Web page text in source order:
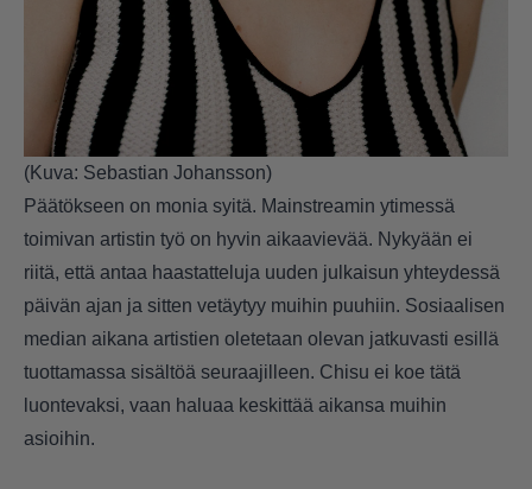
(Kuva: Sebastian Johansson)
Päätökseen on monia syitä. Mainstreamin ytimessä
toimivan artistin työ on hyvin aikaavievää. Nykyään ei
riitä, että antaa haastatteluja uuden julkaisun yhteydessä
päivän ajan ja sitten vetäytyy muihin puuhiin. Sosiaalisen
median aikana artistien oletetaan olevan jatkuvasti esillä
tuottamassa sisältöä seuraajilleen. Chisu ei koe tätä
luontevaksi, vaan haluaa keskittää aikansa muihin
asioihin.